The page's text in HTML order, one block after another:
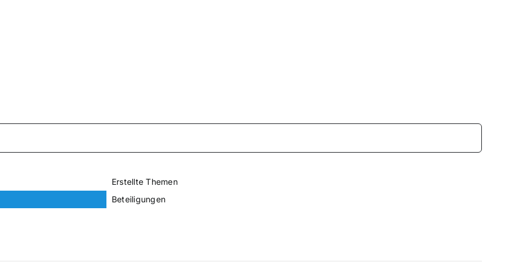
Erstellte Themen
Beteiligungen